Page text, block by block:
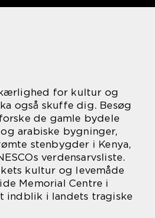
for kultur og
også skuffe dig. Besøg
de gamle bydele
arabiske bygninger,
stenbygder i Kenya,
verdensarvsliste.
kultur og levemåde
Memorial Centre i
indblik i landets tragiske